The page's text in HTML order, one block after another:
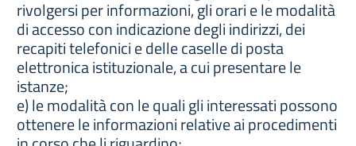
rivolgersi per informazioni, gli orari e le modalità
di accesso con indicazione degli indirizzi, dei
recapiti telefonici e delle caselle di posta
elettronica istituzionale, a cui presentare le
istanze;
e) le modalità con le quali gli interessati possono
ottenere le informazioni relative ai procedimenti